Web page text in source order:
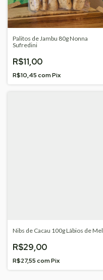
Palitos de Jambu 80g Nonna
Sufredini
R$11,00
R$10,45comPix
Nibs de Cacau 100g Lábios de Mel
R$29,00
R$27,55comPix